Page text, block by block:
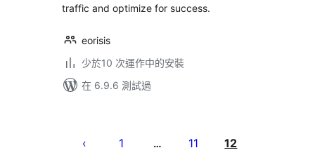
traffic and optimize for success.
eorisis
少於10 次運作中的安裝
在 6.9.6 測試過
pagination
1 … 11 12